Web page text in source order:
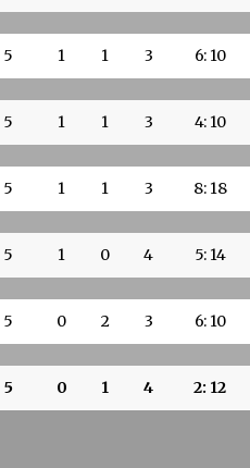
5 1 1 3 6: 10
5 1 1 3 4: 10
5 1 1 3 8: 18
5 1 0 4 5: 14
5 0 2 3 6: 10
5 0 1 4 2: 12